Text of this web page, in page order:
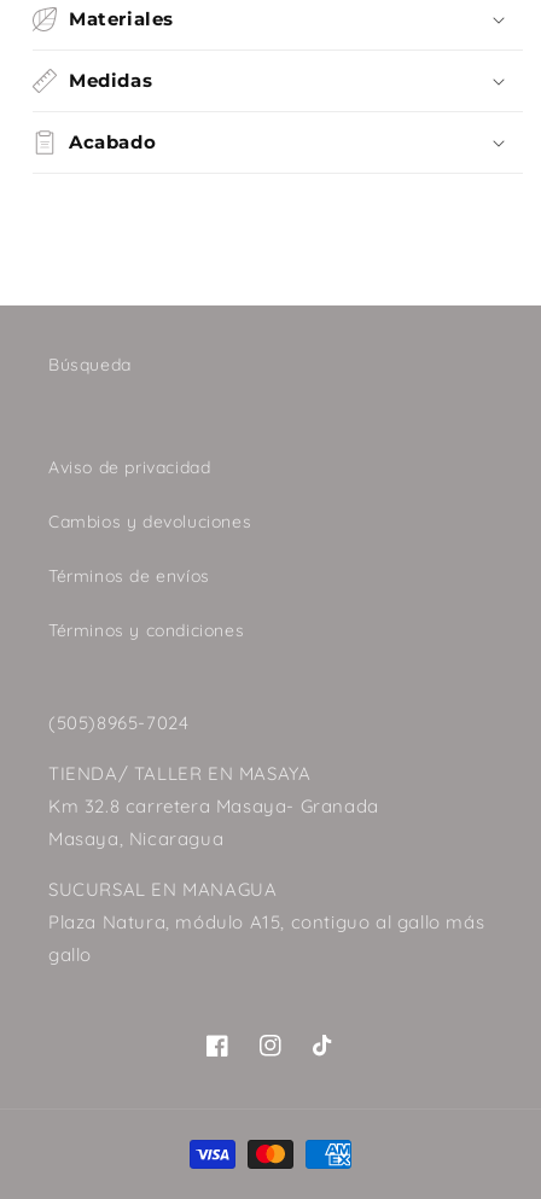
Materiales
Medidas
Acabado
Búsqueda
Aviso de privacidad
Cambios y devoluciones
Términos de envíos
Términos y condiciones
(505)8965-7024
TIENDA/ TALLER EN MASAYA
Km 32.8 carretera Masaya- Granada
Masaya, Nicaragua
SUCURSAL EN MANAGUA
Plaza Natura, módulo A15, contiguo al gallo más
gallo
FacebookInstagram
TikTok
Formas
de